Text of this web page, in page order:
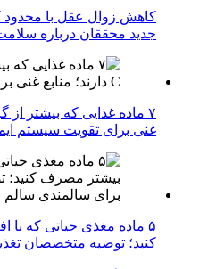
کاهش زوال عقل با
جدید محققان درباره
غنی برای تقویت سیستم
۵ ماده مغذی حیاتی که
کنید؛ توصیه متخصصان